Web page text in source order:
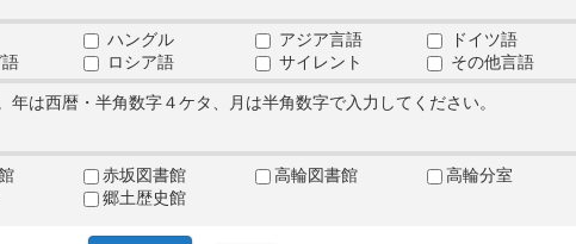
ハングル アジア言語 ドイツ語
ロシア語 サイレント
その他言語
は西暦・半角数字４ケタ、月は半角数字で入力してください。
赤坂図書館 高輪図書館 高輪分室
郷土歴史館